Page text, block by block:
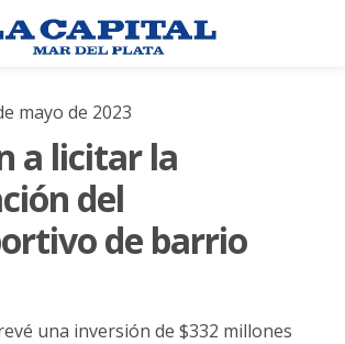
mayo de 2023
a licitar la
del
de barrio
una inversión de $332 millones